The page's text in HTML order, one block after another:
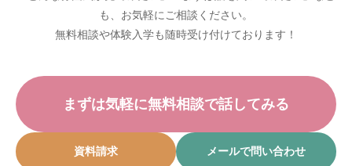
も、お気軽にご相談ください。
無料相談や体験入学も随時受け付けております！
まずは気軽に無料相談で話してみる
資料請求 メールで問い合わせ